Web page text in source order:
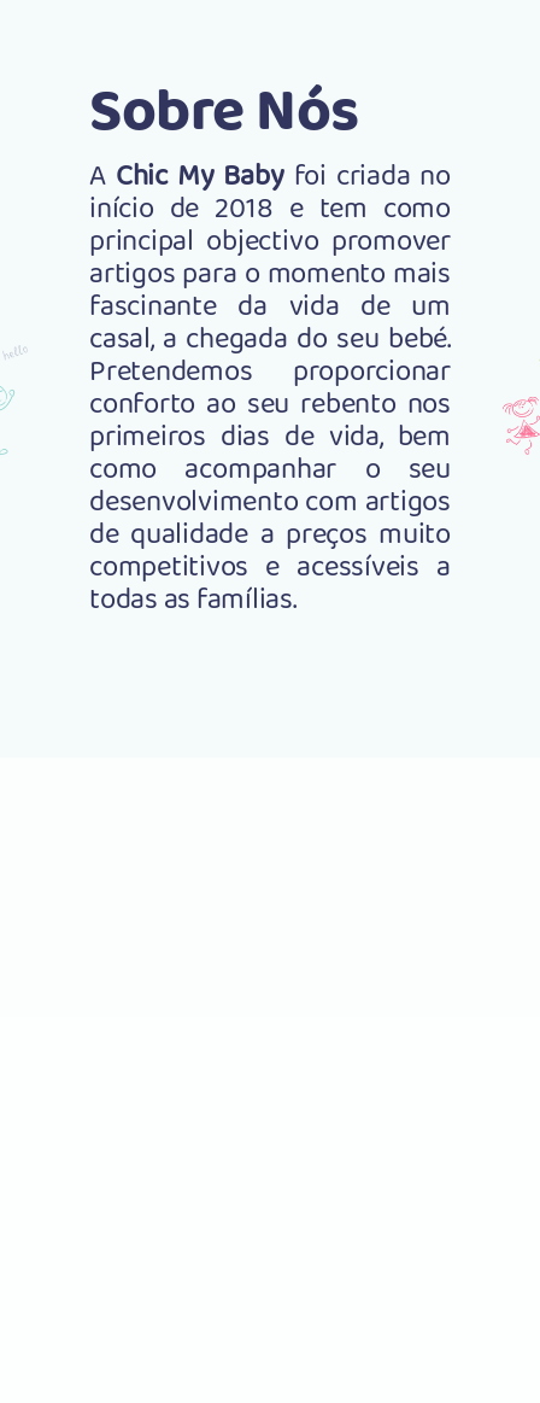
Sobre Nós
A Chic My Babyfoi criada no
início de 2018 e tem como
principal objectivo promover
artigos para o momento mais
fascinante da vida de um
casal, a chegada do seu bebé.
Pretendemos proporcionar
conforto ao seu rebento nos
primeiros dias de vida, bem
como acompanhar o seu
desenvolvimento com artigos
de qualidade a preços muito
competitivos e acessíveis a
todas as famílias.